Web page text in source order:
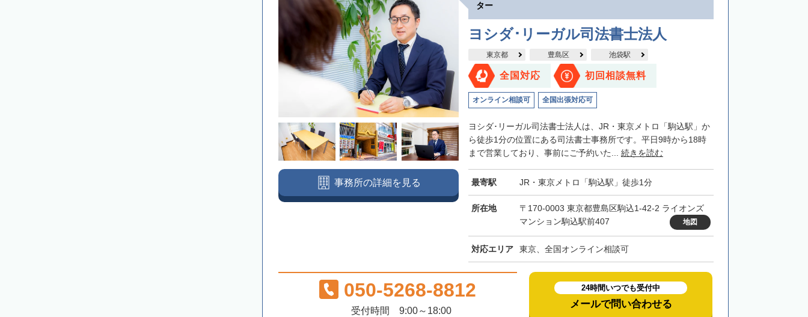
ター
ヨシダ･リーガル司法書士法人
東京都 豊島区 池袋駅
全国対応 初回相談無料
オンライン相談可 全国出張対応可
ヨシダ･リーガル司法書士法人は、JR・東京メトロ「駒込駅」か
ら徒歩1分の位置にある司法書士事務所です。平日9時から18時
まで営業しており、事前にご予約いた... 続きを読む
最寄駅 JR・東京メトロ「駒込駅」徒歩1分
所在地
〒170-0003 東京都豊島区駒込1-42-2 ライオンズ
マンション駒込駅前407
地図
対応エリア 東京、全国オンライン相談可
事務所の詳細を見る
050-5268-8812
受付時間 9:00～18:00
24時間いつでも受付中
メールで問い合わせる